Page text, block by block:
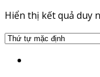
Hiển thị kết quả duy